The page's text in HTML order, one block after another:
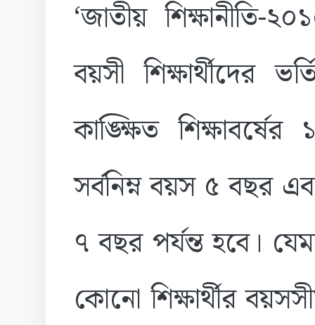
‘জাতীয়
বয়সী শিক্ষার্থীদের
কাঙ্ক্ষিত শিক্ষাবর্ষের
সর্বনিম্ন বয়স ৫ বছর
৭ বছর পর্যন্ত হবে।
কোনো শিক্ষার্থীর